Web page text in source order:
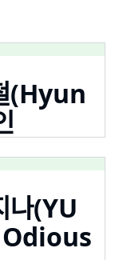
(Hyun
(YU
Odious